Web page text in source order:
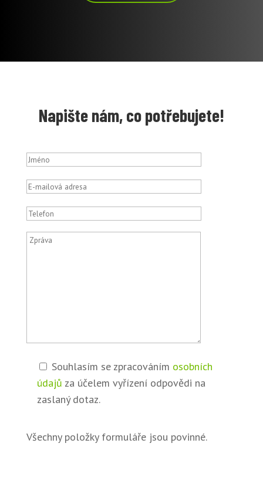
Napište nám, co potřebujete!
Souhlasím se zpracováním osobních
údajů za účelem vyřízení odpovědi na
zaslaný dotaz.
Všechny položky formuláře jsou povinné.